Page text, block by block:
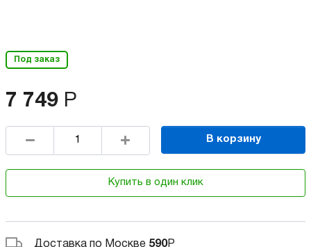
Под заказ
7 749 Р
В корзину
Купить в один клик
Доставка по Москве 590Р